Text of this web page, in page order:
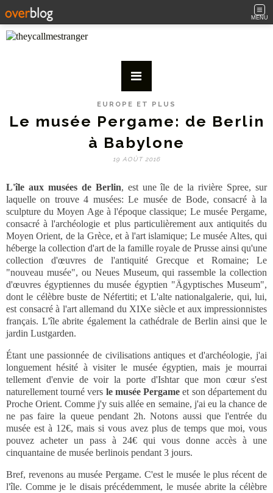
MENU
EUROPE ET PLUS
Le musée Pergame: de Berlin
à Babylone
19 AOÛT 2016
L'île aux musées de Berlin, est une île de la rivière Spree, sur
laquelle on trouve 4 musées: Le musée de Bode, consacré à la
sculpture du Moyen Age à l'époque classique; Le musée Pergame,
consacré à l'archéologie et plus particulièrement aux antiquités du
Moyen Orient, de la Grèce, et à l'art islamique; Le musée Altes, qui
héberge la collection d'art de la famille royale de Prusse ainsi qu'une
collection d'œuvres de l'antiquité Grecque et Romaine; Le
"nouveau musée", ou Neues Museum, qui rassemble la collection
d'œuvres égyptiennes du musée égyptien "Ägyptisches Museum",
dont le célèbre buste de Néfertiti; et L'alte nationalgalerie, qui, lui,
est consacré à l'art allemand du XIXe siècle et aux impressionnistes
français. L'île abrite également la cathédrale de Berlin ainsi que le
jardin Lustgarden.
Étant une passionnée de civilisations antiques et d'archéologie, j'ai
longuement hésité à visiter le musée égyptien, mais je mourrai
tellement d'envie de voir la porte d'Ishtar que mon cœur s'est
naturellement tourné vers le musée Pergameet son département du
Proche Orient. Comme j'y suis allée en semaine, j'ai eu la chance de
ne pas faire la queue pendant 2h. Notons aussi que l'entrée du
musée est à 12€, mais si vous avez plus de temps que moi, vous
pouvez acheter un pass à 24€ qui vous donne accès à une
cinquantaine de musée berlinois pendant 3 jours.
Bref, revenons au musée Pergame. C'est le musée le plus récent de
l'île. Comme je le disais précédemment, le musée abrite la célèbre